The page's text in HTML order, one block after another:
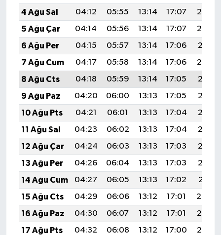
4 Ağu Sal
04:12 05:55 13:14 17:07
20:23
5 Ağu Çar
04:14 05:56 13:14 17:07
20:22
6 Ağu Per
04:15 05:57 13:14 17:06
20:21
7 Ağu Cum
04:17 05:58 13:14 17:06
20:20
8 Ağu Cts
04:18 05:59 13:14 17:05
20:18
9 Ağu Paz
04:20 06:00 13:13 17:05
20:17
10 Ağu Pts
04:21 06:01 13:13 17:04
20:16
11 Ağu Sal
04:23 06:02 13:13 17:04
20:15
12 Ağu Çar
04:24 06:03 13:13 17:03
20:13
13 Ağu Per
04:26 06:04 13:13 17:03
20:12
14 Ağu Cum
04:27 06:05 13:13 17:02
20:11
15 Ağu Cts
04:29 06:06 13:12 17:01
20:09
16 Ağu Paz
04:30 06:07 13:12 17:01
20:08
17 Ağu Pts
04:32 06:08 13:12 17:00
20:06